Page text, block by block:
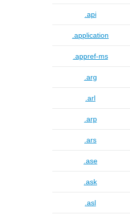
.api
.application
.appref-ms
.arg
.arl
.arp
.ars
.ase
.ask
.asl